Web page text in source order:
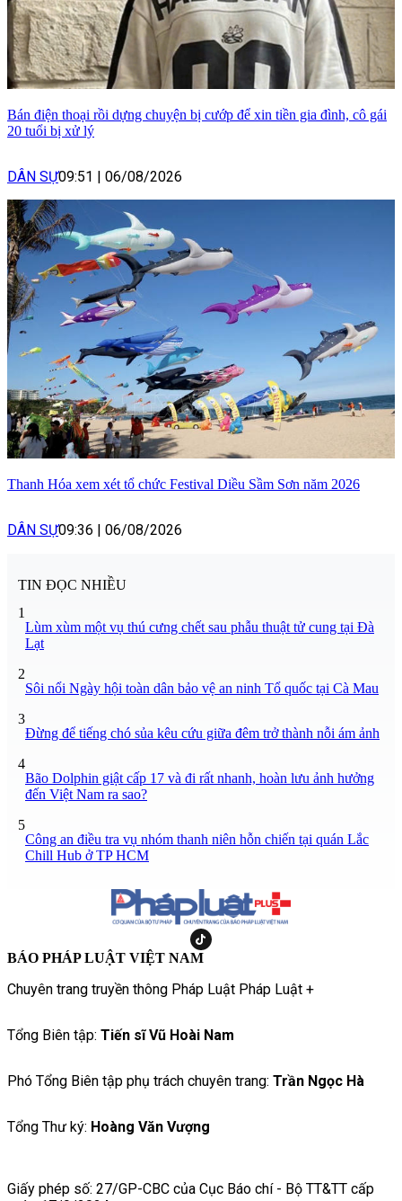
Bán điện thoại rồi dựng chuyện bị cướp để xin tiền gia đình, cô gái
20 tuổi bị xử lý
DÂN SỰ09:51 06/08/2026
Thanh Hóa xem xét tổ chức Festival Diều Sầm Sơn năm 2026
DÂN SỰ09:36 06/08/2026
TIN ĐỌC NHIỀU
1
Lùm xùm một vụ thú cưng chết sau phẫu thuật tử cung tại Đà
Lạt
2
Sôi nổi Ngày hội toàn dân bảo vệ an ninh Tổ quốc tại Cà Mau
3
Đừng để tiếng chó sủa kêu cứu giữa đêm trở thành nỗi ám ảnh
4
Bão Dolphin giật cấp 17 và đi rất nhanh, hoàn lưu ảnh hưởng
đến Việt Nam ra sao?
5
Công an điều tra vụ nhóm thanh niên hỗn chiến tại quán Lắc
Chill Hub ở TP HCM
BÁO PHÁP LUẬT VIỆT NAM
Chuyên trang truyền thông Pháp Luật Pháp Luật +
Tổng Biên tập: Tiến sĩ Vũ Hoài Nam
Phó Tổng Biên tập phụ trách chuyên trang: Trần Ngọc Hà
Tổng Thư ký: Hoàng Văn Vượng
Giấy phép số: 27/GP-CBC của Cục Báo chí - Bộ TT&TT cấp